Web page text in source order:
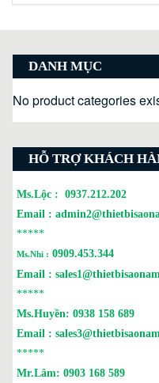
DANH MỤC
No product categories
HỖ TRỢ KHÁCH
Ms.Lộc : 0937.212.202
Email :
*****
Ms.Nhi : 0909.453.344
Email :
*****
Ms.Huyền: 0938 158 689
Email :
*****
Mr.Lâm: 0903 168 589